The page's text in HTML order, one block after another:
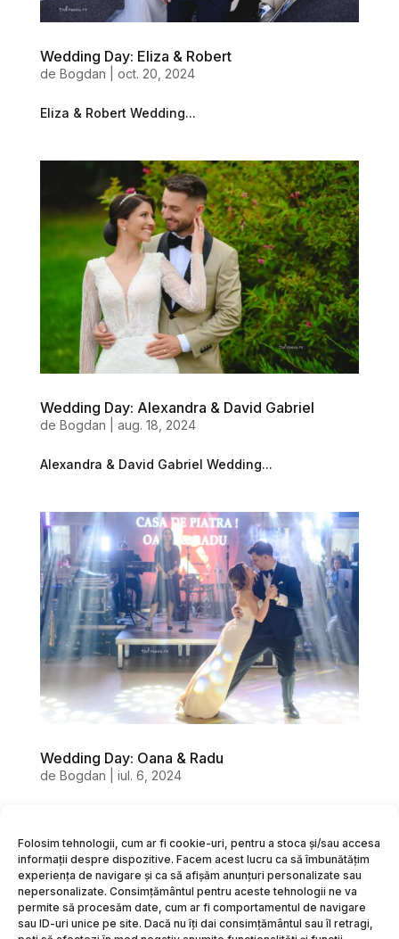
Folosim tehnologii, cum ar fi cookie-uri, pentru a stoca și/sau accesa
informații despre dispozitive. Facem acest lucru ca să îmbunătățim
experiența de navigare și ca să afișăm anunțuri personalizate sau
nepersonalizate. Consimțământul pentru aceste tehnologii ne va
permite să procesăm date, cum ar fi comportamentul de navigare
sau ID-uri unice pe site. Dacă nu îți dai consimțământul sau îl retragi,
Wedding Day: Eliza & Robert
de Bogdan oct. 20, 2024
Eliza & Robert Wedding...
Wedding Day: Alexandra & David Gabriel
de Bogdan aug. 18, 2024
Alexandra & David Gabriel Wedding...
Wedding Day: Oana & Radu
de Bogdan iul. 6, 2024
« Intrări Mai Vechi
© 2008 – 2026 – Bogdan Todireanu – Fotograf de